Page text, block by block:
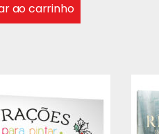
ao carrinho